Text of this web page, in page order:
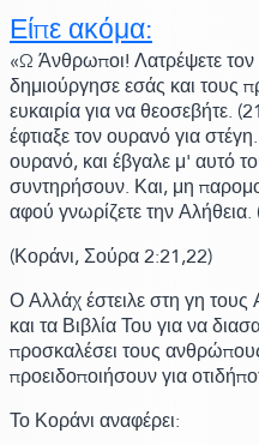
Είπε ακόμα:
«Ω Άνθρωποι! Λατρέψετε
δημιούργησε εσάς και τους
ευκαιρία για να θεοσεβήτε.
έφτιαξε τον ουρανό για
ουρανό, και έβγαλε μ' αυτό
συντηρήσουν. Και, μη
αφού γνωρίζετε την Αλήθεια.
(Κοράνι,Σούρα 2:21,22)
Ο Αλλάχ έστειλε στη γη
και τα Βιβλία Του για να
προσκαλέσει τους
προειδοποιήσουν για
Το Κοράνι αναφέρει: